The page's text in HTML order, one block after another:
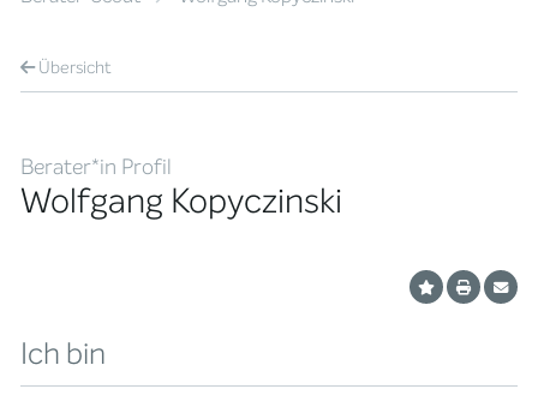
Übersicht
Berater*in Profil
Wolfgang Kopyczinski
Ich bin